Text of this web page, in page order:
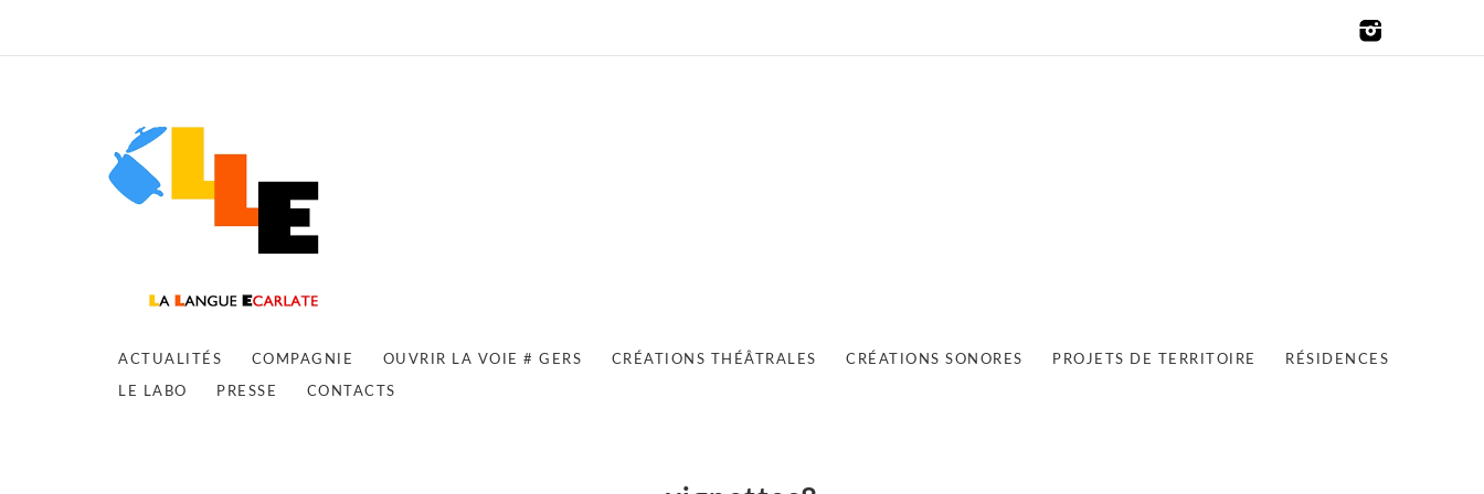
ACTUALITÉS COMPAGNIE OUVRIR LA VOIE # GERS CRÉATIONS THÉÂTRALES CRÉATIONS SONORES PROJETS DE TERRITOIRE RÉSIDENCES
LE LABO PRESSE CONTACTS